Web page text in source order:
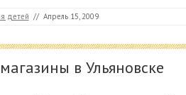
детей // Апрель 15, 2009
в Ульяновске